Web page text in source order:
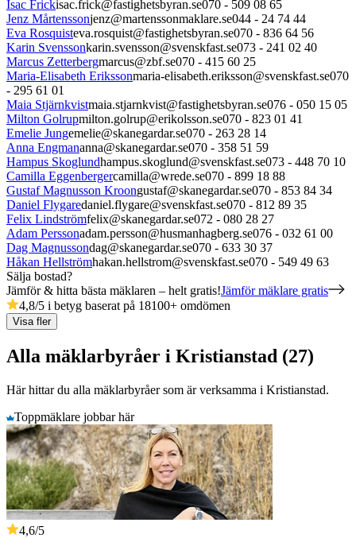
Isac Frickisac.frick@fastighetsbyran.se070 - 509 08 65
Jenz Mårtenssonjenz@martenssonmaklare.se044 - 24 74 44
Eva Rosquisteva.rosquist@fastighetsbyran.se070 - 836 64 56
Karin Svenssonkarin.svensson@svenskfast.se073 - 241 02 40
Marcus Zetterbergmarcus@zbf.se070 - 415 60 25
Maria-Elisabeth Erikssonmaria-elisabeth.eriksson@svenskfast.se070
- 295 61 01
Maia Stjärnkvistmaia.stjarnkvist@fastighetsbyran.se076 - 050 15 05
Milton Golrupmilton.golrup@erikolsson.se070 - 823 01 41
Emelie Jungemelie@skanegardar.se070 - 263 28 14
Anna Engmananna@skanegardar.se070 - 358 51 59
Hampus Skoglundhampus.skoglund@svenskfast.se073 - 448 70 10
Camilla Eggenbergercamilla@wrede.se070 - 899 18 88
Gustaf Magnusson Kroongustaf@skanegardar.se070 - 853 84 34
Daniel Flygaredaniel.flygare@svenskfast.se070 - 812 89 35
Felix Lindströmfelix@skanegardar.se072 - 080 28 27
Adam Perssonadam.persson@husmanhagberg.se076 - 032 61 00
Dag Magnussondag@skanegardar.se070 - 633 30 37
Håkan Hellströmhakan.hellstrom@svenskfast.se070 - 549 49 63
Sälja bostad?
Jämför & hitta bästa mäklaren – helt gratis!Jämför mäklare gratis
4,8/5 i betyg baserat på 18100+ omdömen
Visa fler
Alla mäklarbyråer i Kristianstad (27)
Här hittar du alla mäklarbyråer som är verksamma i Kristianstad.
Toppmäklare jobbar här
4,6/5